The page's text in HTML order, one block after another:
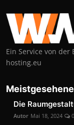
Ein Service von
hosting.eu
Die
Autor Mai 18, 2024 0